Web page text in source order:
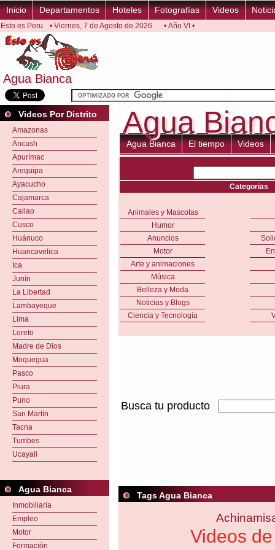
Agua Bianca
Agua Bianca
Inicio Departamentos Hoteles Fotografías Videos
Esto es Peru • Viernes, 7 de Agosto de 2026 • Año VI •
Videos Por Distrito
Amazonas
Ancash
Apurímac
Arequipa
Ayacucho
Cajamarca
Callao
Cusco
Huánuco
Huancavelica
Ica
Junín
La Libertad
Lambayeque
Lima
Loreto
Madre de Dios
Moquegua
Pasco
Piura
Puno
San Martín
Tacna
Tumbes
Ucayali
Agua Bianca
Inmobiliaria
Empleo
Motor
Formación
Agua
Agua
Agua Bianca El tiempo Videos
Categorias
Animales y Mascotas
Humor
Anuncios
Motor
Arte y animaciones
Música
Belleza y Moda
Noticias y Blogs
Ciencia y Tecnología
Busca tu producto
Tags Agua Bianca
Videos